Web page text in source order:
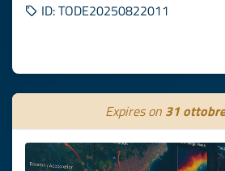
ID: TODE20250822011
Expires on 31